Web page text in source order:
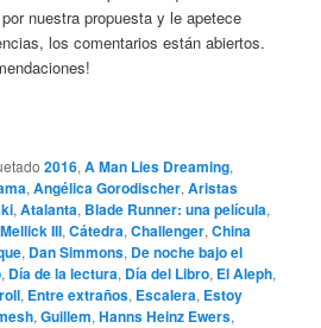
nuestra propuesta y le apetece
los comentarios están abiertos.
2016,A Man Lies Dreaming,
,Angélica Gorodischer,Aristas
,Atalanta, Blade Runner: una película,
III,Cátedra,Challenger,China
, Dan Simmons, De noche bajo el
, Día de la lectura, Día del Libro, El Aleph,
, Entre extraños, Escalera, Estoy
,Guillem,Hanns Heinz Ewers,